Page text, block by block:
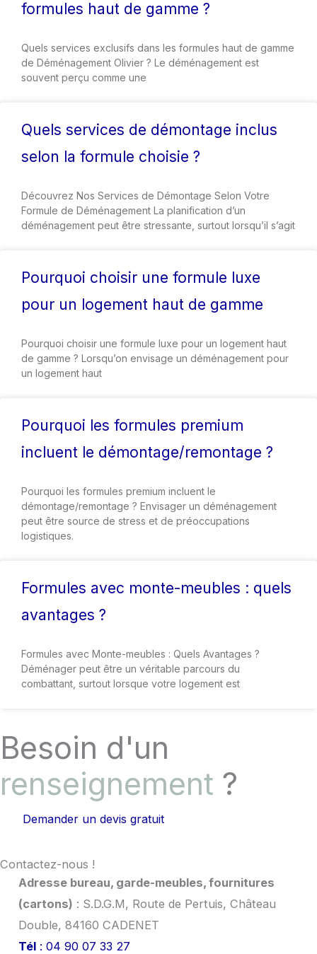
formules haut de gamme ?
Quels services exclusifs dans les formules haut de gamme
de Déménagement Olivier ? Le déménagement est
souvent perçu comme une
Quels services de démontage inclus
selon la formule choisie ?
Découvrez Nos Services de Démontage Selon Votre
Formule de Déménagement La planification d’un
déménagement peut être stressante, surtout lorsqu’il s’agit
Pourquoi choisir une formule luxe
pour un logement haut de gamme
Pourquoi choisir une formule luxe pour un logement haut
de gamme ? Lorsqu’on envisage un déménagement pour
un logement haut
Pourquoi les formules premium
incluent le démontage/remontage ?
Pourquoi les formules premium incluent le
démontage/remontage ? Envisager un déménagement
peut être source de stress et de préoccupations
logistiques.
Formules avec monte-meubles : quels
avantages ?
Formules avec Monte-meubles : Quels Avantages ?
Déménager peut être un véritable parcours du
combattant, surtout lorsque votre logement est
Besoin d'un
renseignement ?
Demander un devis gratuit
Contactez-nous !
Adresse bureau, garde-meubles, fournitures
(cartons) : S.D.G.M, Route de Pertuis, Château
Double, 84160 CADENET
Tél: 04 90 07 33 27